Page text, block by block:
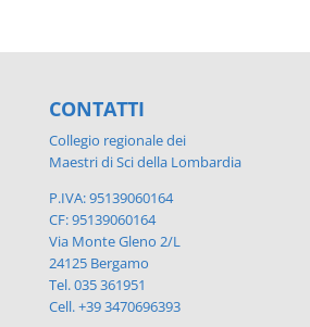
CONTATTI
Collegio regionale dei
Maestri di Sci della Lombardia
P.IVA: 95139060164
CF: 95139060164
Via Monte Gleno 2/L
24125 Bergamo
Tel. 035 361951
Cell. +39 3470696393